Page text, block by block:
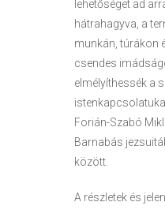
lehetőséget ad
hátrahagyva, a
munkán, túrákon
csendes
elmélyíthessék a
Forián-Szabó
Barnabás
között.
A részletek és